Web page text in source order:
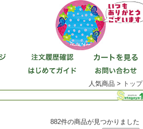
人気商品 > トップ
882件の商品が見つかりました